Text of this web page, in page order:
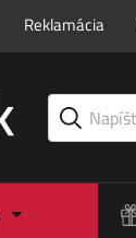
Reklamácia